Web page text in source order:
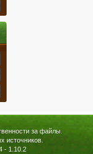
за файлы.
источников.
- 1.10.2